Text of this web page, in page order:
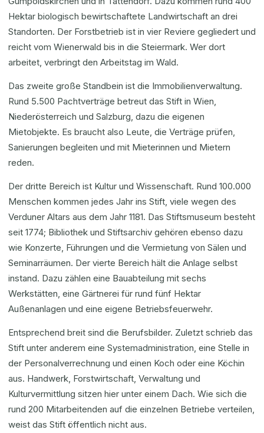
Hektar biologisch bewirtschaftete Landwirtschaft an drei
Standorten. Der Forstbetrieb ist in vier Reviere gegliedert und
reicht vom Wienerwald bis in die Steiermark. Wer dort
arbeitet, verbringt den Arbeitstag im Wald.
Das zweite große Standbein ist die Immobilienverwaltung.
Rund 5.500 Pachtverträge betreut das Stift in Wien,
Niederösterreich und Salzburg, dazu die eigenen
Mietobjekte. Es braucht also Leute, die Verträge prüfen,
Sanierungen begleiten und mit Mieterinnen und Mietern
reden.
Der dritte Bereich ist Kultur und Wissenschaft. Rund 100.000
Menschen kommen jedes Jahr ins Stift, viele wegen des
Verduner Altars aus dem Jahr 1181. Das Stiftsmuseum besteht
seit 1774; Bibliothek und Stiftsarchiv gehören ebenso dazu
wie Konzerte, Führungen und die Vermietung von Sälen und
Seminarräumen. Der vierte Bereich hält die Anlage selbst
instand. Dazu zählen eine Bauabteilung mit sechs
Werkstätten, eine Gärtnerei für rund fünf Hektar
Außenanlagen und eine eigene Betriebsfeuerwehr.
Entsprechend breit sind die Berufsbilder. Zuletzt schrieb das
Stift unter anderem eine Systemadministration, eine Stelle in
der Personalverrechnung und einen Koch oder eine Köchin
aus. Handwerk, Forstwirtschaft, Verwaltung und
Kulturvermittlung sitzen hier unter einem Dach. Wie sich die
rund 200 Mitarbeitenden auf die einzelnen Betriebe verteilen,
weist das Stift öffentlich nicht aus.